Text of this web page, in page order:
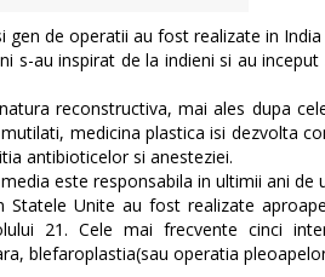
gen de operatii au fost realizate in
s-au inspirat de la indieni si au
reconstructiva, mai ales dupa
medicina plastica isi dezvolta
antibioticelor si anesteziei.
este responsabila in ultimii ani
Statele Unite au fost realizate
21. Cele mai frecvente cinci
blefaroplastia(sau operatia